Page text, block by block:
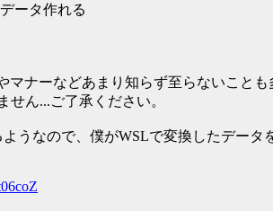
ータ作れる
ナーなどあまり知らず至らないこと
ん...ご了承ください。
うなので、僕がWSLで変換したデータ